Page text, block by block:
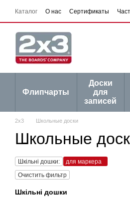
Перейти к основному контенту
Каталог О нас Сертификаты
Пользовательское соглашение
Флипчарты
Доски
для
записей
2х3 Школьные доски
Школьные
Шкільні дошки:
для маркера
Очистить фильтр
Шкільні дошки